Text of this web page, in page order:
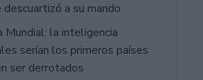
a su marido
Mundial: la inteligencia
serían los primeros países
ser derrotados